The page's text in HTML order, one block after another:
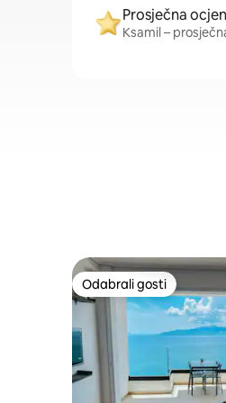
Prosječna
Ksamil –
Odabrali gosti
Odabrali gosti